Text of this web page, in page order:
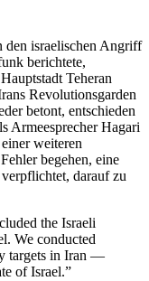
den israelischen Angriff
berichtete,
Teheran
Revolutionsgarden
betont, entschieden
Armeesprecher Hagari
weiteren
begehen, eine
darauf zu
the Israeli
We conducted
targets in Iran —
of Israel.”